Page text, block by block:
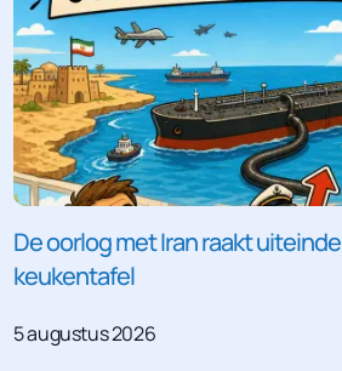
De oorlog met Iran raakt
keukentafel
5 augustus 2026